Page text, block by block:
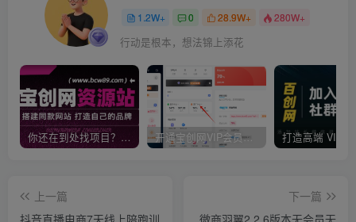
1.2W+ 0 28.9W+ 280W+
行动是根本，想法锦上添花
你还在到处找项目？还在当韭菜？我靠卖项目一个月收入5万+，曾经我也是个失败者。 开通宝创网VIP会员，尊享全站资源免费下载，享70%的推广提成！！【限时五折优惠】
上一篇
下一篇